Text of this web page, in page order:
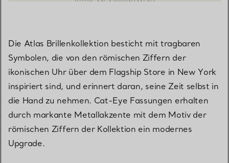
Die Atlas Brillenkollektion besticht mit tragbaren
Symbolen, die von den römischen Ziffern der
ikonischen Uhr über dem Flagship Store in New York
inspiriert sind, und erinnert daran, seine Zeit selbst in
die Hand zu nehmen. Cat-Eye Fassungen erhalten
durch markante Metallakzente mit dem Motiv der
römischen Ziffern der Kollektion ein modernes
Upgrade.